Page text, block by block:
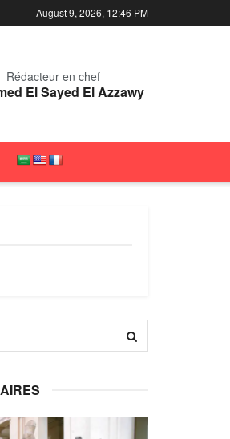
August 9, 2026, 12:46 PM
Rédacteur en chef
El Sayed El Azzawy